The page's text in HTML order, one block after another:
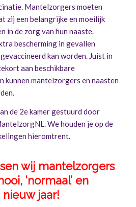
Mantelzorgers moeten
zij een belangrijke en moeilijk
in de zorg van hun naaste.
bescherming in gevallen
kan worden. Juist in
aan beschikbare
kunnen mantelzorgers en naasten
de 2e kamer gestuurd door
We houden je op de
hieromtrent.
wij mantelzorgers
‘normaal’ en
jaar!